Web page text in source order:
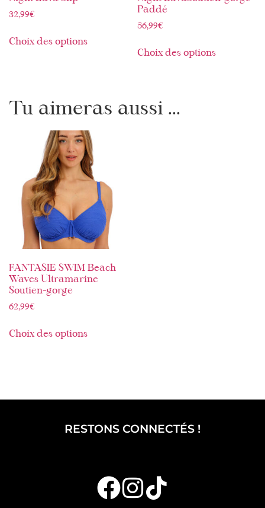
32,99€
Choix des options
Paddé
56,99€
Choix des options
Tu aimeras aussi ...
FANTASIE SWIM Beach
Waves Ultramarine
Soutien-gorge
62,99€
Choix des options
RESTONS CONNECTÉS !